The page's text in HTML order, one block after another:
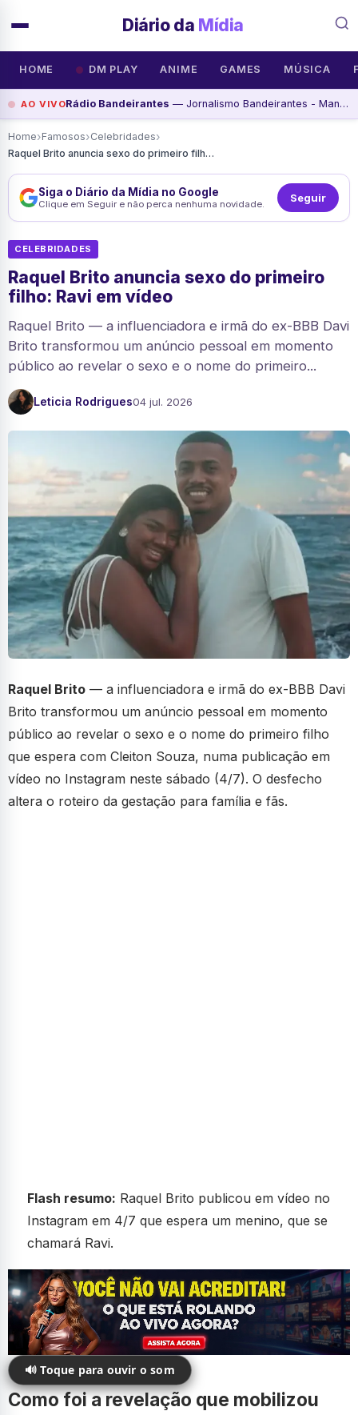
Diário da Mídia
HOME DM PLAY ANIME GAMES MÚSICA
AO VIVORádio Bandeirantes — Jornalismo Bandeirantes - Manhã - Programa de, assista agora
Home›Famosos›Celebridades›
Raquel Brito anuncia sexo do primeiro filho: Ravi em vídeo
Siga o Diário da Mídia no Google
Clique em Seguir e não perca nenhuma novidade. Seguir
CELEBRIDADES
Raquel Brito anuncia sexo do primeiro
filho: Ravi em vídeo
Raquel Brito — a influenciadora e irmã do ex-BBB Davi
Brito transformou um anúncio pessoal em momento
público ao revelar o sexo e o nome do primeiro...
Leticia Rodrigues04 jul. 2026
Raquel Brito — a influenciadora e irmã do ex-BBB Davi
Brito transformou um anúncio pessoal em momento
público ao revelar o sexo e o nome do primeiro filho
que espera com Cleiton Souza, numa publicação em
vídeo no Instagram neste sábado (4/7). O desfecho
altera o roteiro da gestação para família e fãs.
Flash resumo: Raquel Brito publicou em vídeo no
Instagram em 4/7 que espera um menino, que se
chamará Ravi.
🔊 Toque para ouvir o som
Como foi a revelação que mobilizou